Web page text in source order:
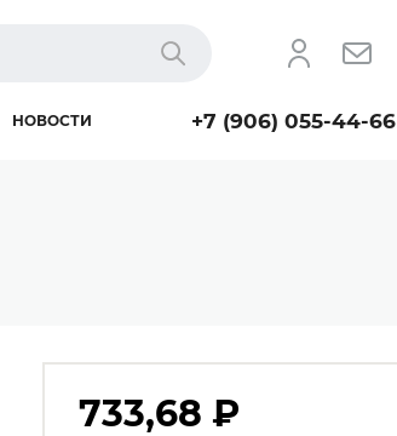
Найти
НОВОСТИ +7 (906) 055-44-66
733,68 ₽